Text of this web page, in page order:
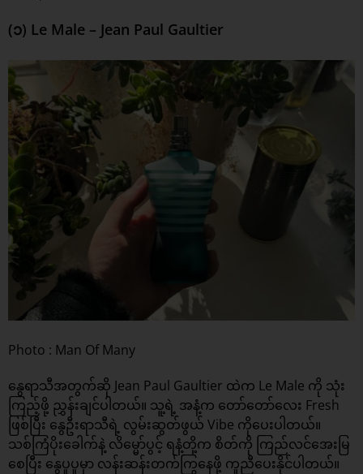
(၁) Le Male – Jean Paul Gaultier
Photo : Man Of Many
နွေရာသီအတွက်ဆို Jean Paul Gaultier ထဲက Le Male ကို သုံး
ကြည့်ဖို့ ညွှန်းချင်ပါတယ်။ သူ့ရဲ့ အနံ့က တော်တော်လေး Fresh
ဖြစ်ပြီး နွေဦးရာသီရဲ့ လွမ်းဆွတ်ဖွယ် Vibe ကိုပေးပါတယ်။
သစ်ကြံပိုးခေါက်နဲ့ လိမ္မော်ပွင့် ရနံ့တို့က စိတ်ကို ကြည်လင်အေးမြ
စေပြီး နွေပူပူမှာ လန်းဆန်းတက်ကြွနေဖို့ ကူညီပေးနိုင်ပါတယ်။